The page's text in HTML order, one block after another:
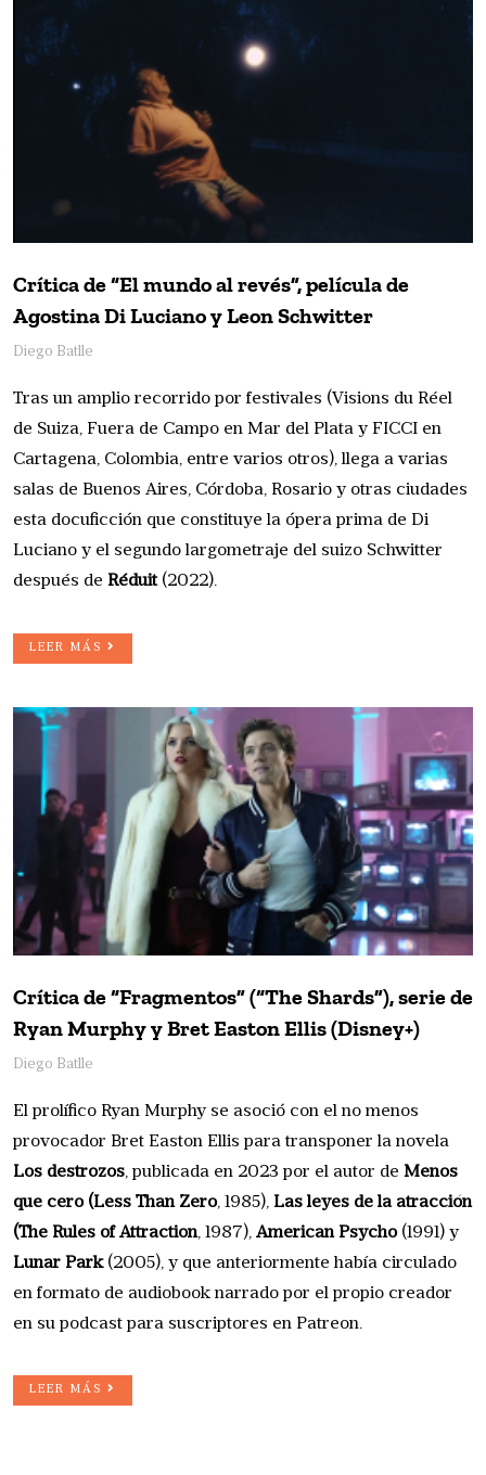
Crítica de “El mundo al revés”, película de
Agostina Di Luciano y Leon Schwitter
Diego Batlle
Tras un amplio recorrido por festivales (Visions du Réel
de Suiza, Fuera de Campo en Mar del Plata y FICCI en
Cartagena, Colombia, entre varios otros), llega a varias
salas de Buenos Aires, Córdoba, Rosario y otras ciudades
esta docuficción que constituye la ópera prima de Di
Luciano y el segundo largometraje del suizo Schwitter
después de Réduit(2022).
LEER MÁS
Crítica de “Fragmentos” (“The Shards”), serie de
Ryan Murphy y Bret Easton Ellis (Disney+)
Diego Batlle
El prolífico Ryan Murphy se asoció con el no menos
provocador Bret Easton Ellis para transponer la novela
Los destrozos, publicada en 2023 por el autor de Menos
que cero (Less Than Zero, 1985), Las leyes de la atracción
(The Rules of Attraction, 1987), American Psycho(1991) y
Lunar Park(2005), y que anteriormente había circulado
en formato de audiobook narrado por el propio creador
en su podcast para suscriptores en Patreon.
LEER MÁS